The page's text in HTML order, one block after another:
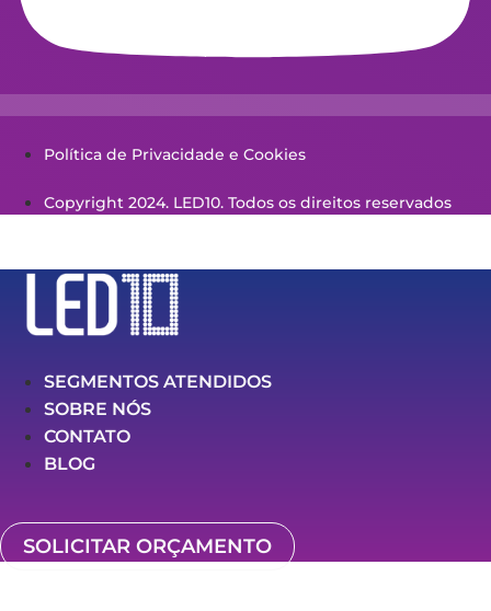
Política de Privacidade e Cookies
Copyright 2024. LED10. Todos os direitos reservados
SEGMENTOS ATENDIDOS
SOBRE NÓS
CONTATO
BLOG
SOLICITAR ORÇAMENTO